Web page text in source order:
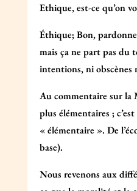
Ethique, est-ce qu’on
Éthique; Bon,
mais ça ne part pas du
intentions, ni obscènes
Au commentaire sur la
plus élémentaires ;
« élémentaire ». De
base).
Nous revenons aux